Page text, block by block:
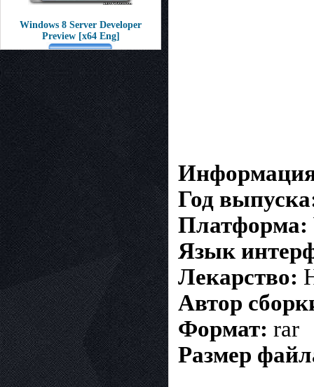
Windows 8 Server Developer
Preview [x64 Eng]
Год
Платформа:
Язык
Лекарство:
Автор
Формат: rar
Размер